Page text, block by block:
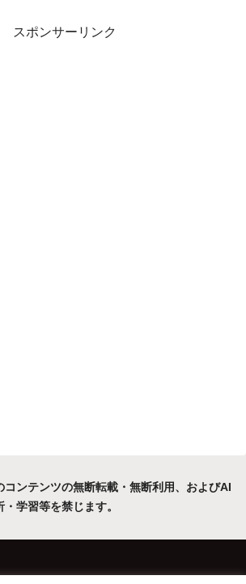
スポンサーリンク
コンテンツの無断転載・無断利用、およびAI
学習等を禁じます。